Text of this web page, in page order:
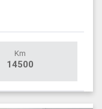
Km
14500